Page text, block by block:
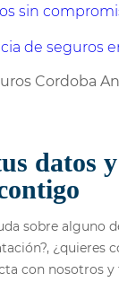
sin
de seguros
datos
sobre alguno
¿quieres
con nosotros